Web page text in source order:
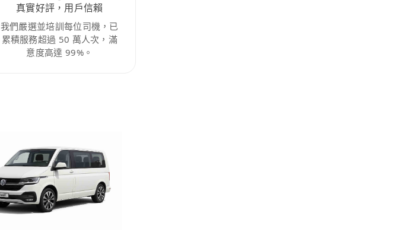
真實好評，用戶信賴
我們嚴選並培訓每位司機，已
累積服務超過 50 萬人次，滿
意度高達 99%。